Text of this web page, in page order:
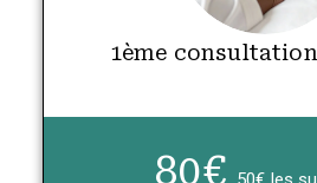
1ème
80€